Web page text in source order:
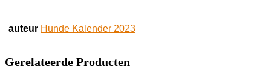
auteur Hunde Kalender 2023
Gerelateerde Producten